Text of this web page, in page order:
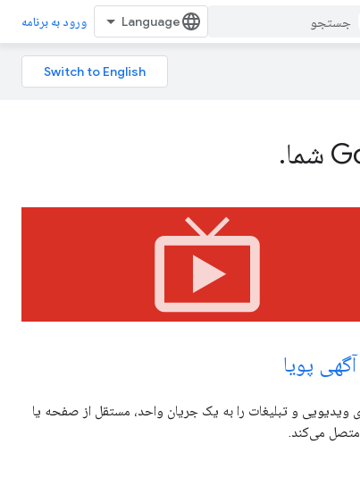
ورود به برنامه
live_tv
پویا
ویدیویی و تبلیغات را به یک جریان واحد، مستقل از صفحه یا
متصل می‌کند.